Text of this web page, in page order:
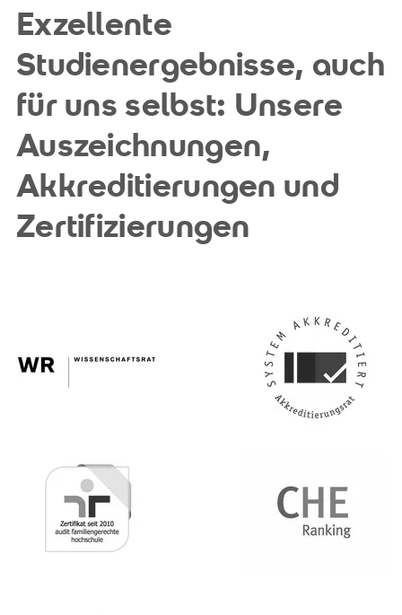
Exzellente
Studienergebnisse, auch
für uns selbst: Unsere
Auszeichnungen,
Akkreditierungen und
Zertifizierungen